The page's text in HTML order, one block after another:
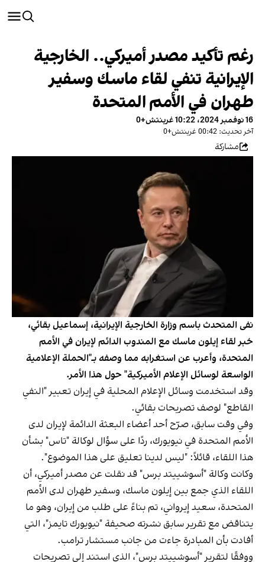
رغم تأكيد مصدر أميركي.. الخارجية
الإيرانية تنفي لقاء ماسك وسفير
طهران في الأمم المتحدة
16 نوفمبر 2024، 10:22 غرينتش+0
آخر تحديث: 00:42 غرينتش+0
مشاركة
نفى المتحدث باسم وزارة الخارجية الإيرانية، إسماعيل بقائي،
خبر لقاء إيلون ماسك مع المندوب الدائم لإيران في الأمم
المتحدة، وأعرب عن استغرابه مما وصفه بـ"الحملة الإعلامية
الواسعة لوسائل الإعلام الأميركية" حول هذا الأمر.
وقد استخدمت وسائل الإعلام المحلية في إيران تعبير "النفي
القاطع" لوصف تصريحات بقائي.
وفي وقت سابق، صرّح أحد أعضاء البعثة الدائمة لإيران لدى
الأمم المتحدة في نيويورك، ردًا على سؤال لوكالة "تاس" بشأن
هذا اللقاء، قائلاً: "ليس لدينا تعليق على هذا الموضوع".
وكانت وكالة "أسوشييتد برس" قد نقلت عن مصدر أميركي، أن
اللقاء الذي جمع بين إيلون ماسك، وسفير طهران لدى الأمم
المتحدة، سعيد إيرواني، تم بناءً على طلب من إيران، وهو ما
يتناقض مع تقرير سابق نشرته صحيفة "نيويورك تايمز"، التي
أفادت بأن المبادرة جاءت من جانب مستشار ترامب.
ووفقًا لتقرير "أسوشييتد برس"، الذي استند إلى تصريحات